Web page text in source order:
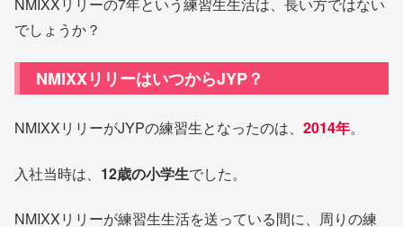
でしょうか？
NMIXXリリーはいつからJYP？
NMIXXリリーがJYPの練習生となったのは、 2014年。
入社当時は、 12歳の小学生でした。
NMIXXリリーが練習生生活を送っている間に、周りの練